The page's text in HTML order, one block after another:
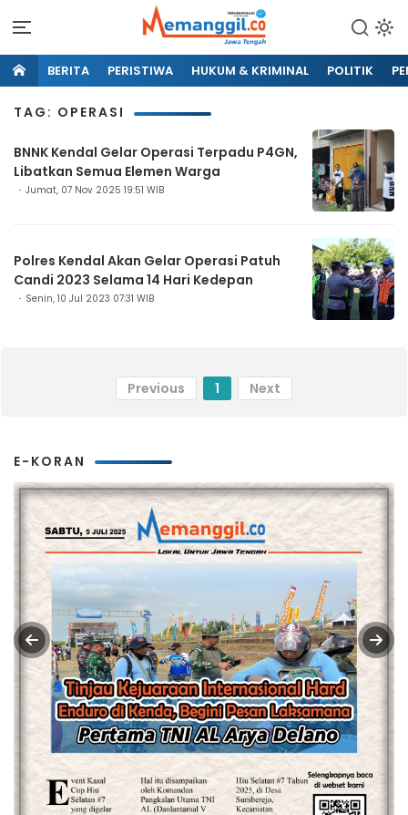
BERITA PERISTIWA HUKUM & KRIMINAL POLITIK
TAG: OPERASI
BNNK Kendal Gelar Operasi Terpadu P4GN,
Libatkan Semua Elemen Warga
Jumat, 07 Nov 2025 19:51 WIB
Polres Kendal Akan Gelar Operasi Patuh
Candi 2023 Selama 14 Hari Kedepan
Senin, 10 Jul 2023 07:31 WIB
Previous 1 Next
E-KORAN